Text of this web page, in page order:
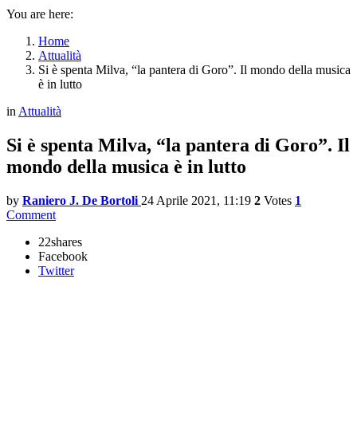
You are here:
Home
Attualità
Si è spenta Milva, “la pantera di Goro”. Il mondo della musica
è in lutto
in Attualità
Si è spenta Milva, “la pantera di Goro”. Il
mondo della musica è in lutto
by Raniero J. De Bortoli 24 Aprile 2021, 11:19 2 Votes 1
Comment
22shares
Facebook
Twitter